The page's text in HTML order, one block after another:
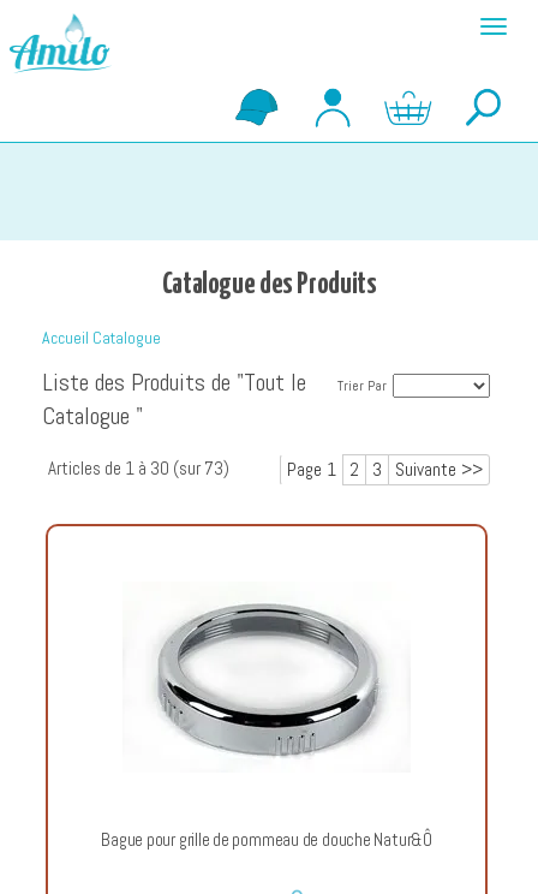
Menu
Catalogue des Produits
Accueil Catalogue
Trier Par
Liste des Produits de "Tout le
Catalogue "
Page 1 2 3 Suivante >>
Articles de 1 à 30 (sur73)
Bague pour grille de pommeau de douche Natur&Ô
Panneau de gestion des cookies